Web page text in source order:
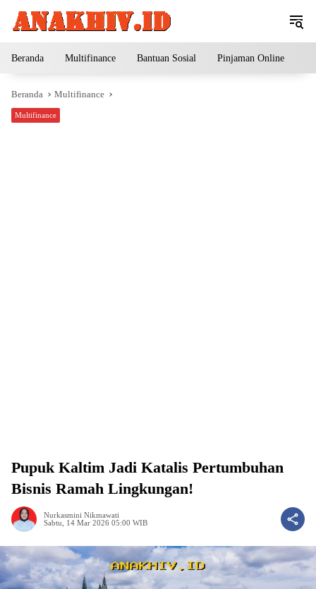
Beranda Multifinance Bantuan Sosial Pinjaman Online
Beranda Multifinance
Multifinance
Pupuk Kaltim Jadi Katalis Pertumbuhan
Bisnis Ramah Lingkungan!
Nurkasmini Nikmawati
Sabtu, 14 Mar 2026 05:00 WIB